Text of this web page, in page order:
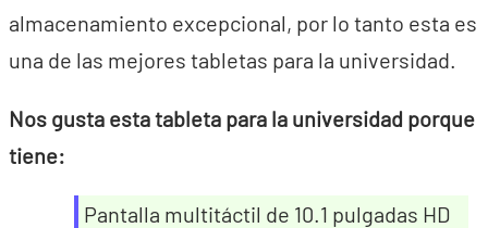
almacenamiento excepcional, por lo tanto esta es
una de las mejores tabletas para la universidad.
Nos gusta esta tableta para la universidad porque
tiene:
Pantalla multitáctil de 10.1 pulgadas HD